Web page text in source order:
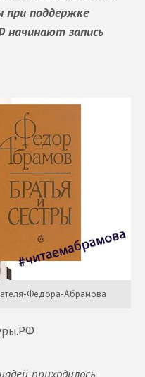
при поддержке
запись
Федора-Абрамова
приходилось